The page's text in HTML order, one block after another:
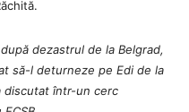
dezastrul de la Belgrad,
să-l deturneze pe Edi de la
discutat într-un cerc